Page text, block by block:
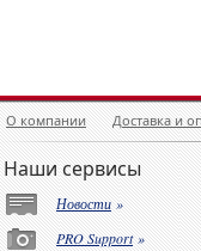
О компании Доставка и
Наши сервисы
Новости»
PRO Support»